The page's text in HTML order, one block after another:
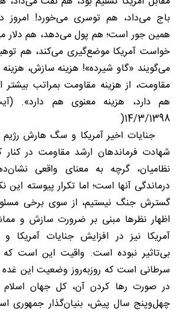
باج می‌داد، هم توسری می‌خورد!
همین جور است؛ هم پول می‌دهد، هم دلار
خواست آمریکا موضع‌گیری می‌کند، هم
می‌گویند «گاو شیرده»! هزینه‌ سازش،
مقاومت، از هزینه‌ مقاومت بمراتب
هم دارد، هزینه‌ معنوی هم دارد».
14/3/1398(
جنایات اخیر آمریکا و سگ هارش رژیم
شهادت فرماندهان ارشد مقاومت در کنار
نظامیان، گرچه به معنای واقعی
درماندگی آنها است؛ اما تکرار پیوسته این
گسترش جنگ نیستیم، از سوی برخی
اظهار نظرها مبنی بر ضرورت سازش و
آمریکا نیز در افزایش جنایات آمریکا
بی‌تاثیر نبوده است. واقیت این است
سرطانی است که روزبه‌روز وضعیت این
در صورت رها کردن آن، کل جهان اسلام
چهل‌وپنج سال پیش، بنیان‌گذار جمهوری